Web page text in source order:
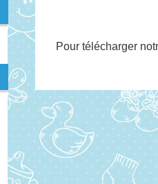
Pour télécharger